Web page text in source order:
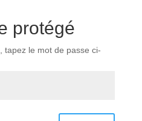
protégé
tapez le mot de passe ci-